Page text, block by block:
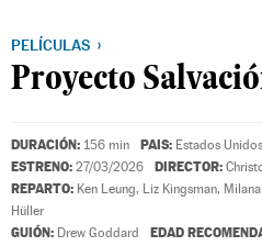
PELÍCULAS
Proyecto
DURACIÓN: 156 min PAIS: Estados Unidos
ESTRENO: 27/03/2026 DIRECTOR:
REPARTO: Ken Leung, Liz Kingsman,
Hüller
GUIÓN: Drew Goddard EDAD